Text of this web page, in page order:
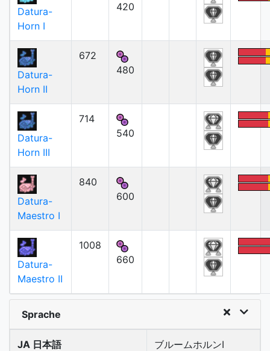
Datura-
Horn I
420
Datura-
Horn II
672
480
Datura-
Horn III
714
540
Datura-
Maestro I
840
600
Datura-
Maestro II
1008
660
Sprache
JA 日本語 ブルームホルンⅠ